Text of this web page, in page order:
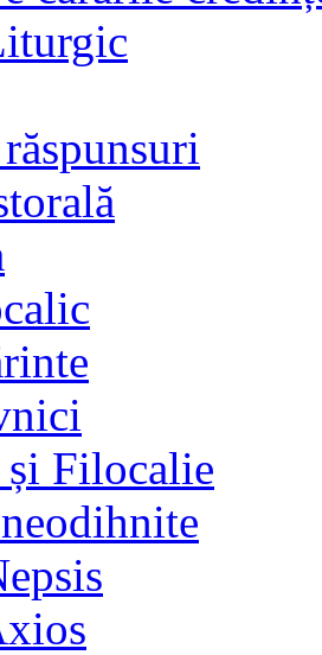
Filocalie